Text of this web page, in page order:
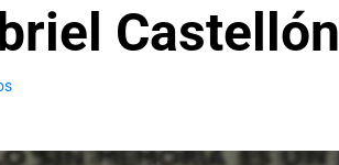
Castellón